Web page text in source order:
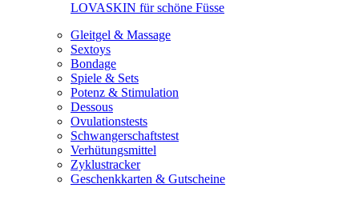
LOVASKIN für schöne Füsse
Gleitgel & Massage
Sextoys
Bondage
Spiele & Sets
Potenz & Stimulation
Dessous
Ovulationstests
Schwangerschaftstest
Verhütungsmittel
Zyklustracker
Geschenkkarten & Gutscheine